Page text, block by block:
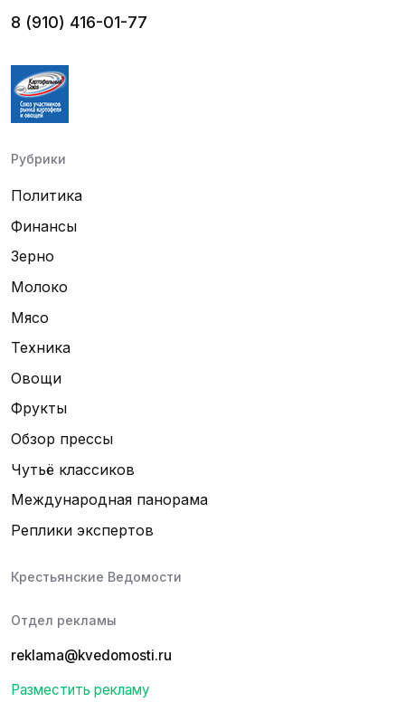
8 (910) 416-01-77
Рубрики
Политика
Финансы
Зерно
Молоко
Мясо
Техника
Овощи
Фрукты
Обзор прессы
Чутьё классиков
Международная панорама
Реплики экспертов
Крестьянские Ведомости
Отдел рекламы
reklama@kvedomosti.ru
Разместить рекламу